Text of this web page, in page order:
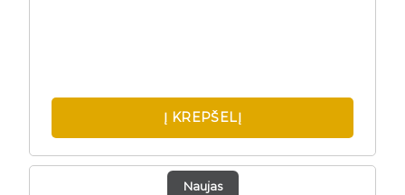
Į KREPŠELĮ
Naujas